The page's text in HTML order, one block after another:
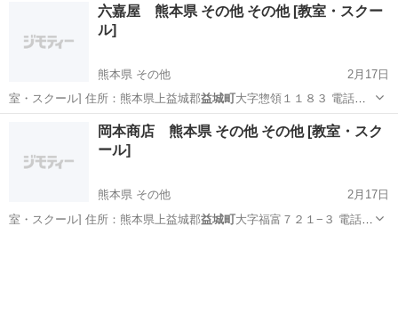
六嘉屋 熊本県 その他 その他 [教室・スクー
ル]
熊本県 その他
2月17日
室・スクール] 住所：熊本県上益城郡益城町大字惣領１１８３ 電話番
号：096-… その他 その他 益城町
岡本商店 熊本県 その他 その他 [教室・スク
ール]
熊本県 その他
2月17日
室・スクール] 住所：熊本県上益城郡益城町大字福富７２１−３ 電話番